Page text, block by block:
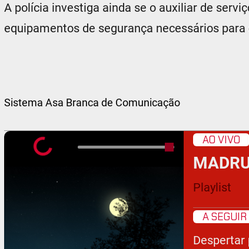
A polícia investiga ainda se o auxiliar de
equipamentos de segurança necessários
Sistema Asa Branca de Comunicação
AO VIVO
Playlist
A SEGUIR
Despertar